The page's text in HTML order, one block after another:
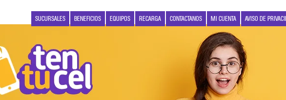
SUCURSALES BENEFICIOS EQUIPOS RECARGA CONTACTANOS MI CUENTA AVISO DE